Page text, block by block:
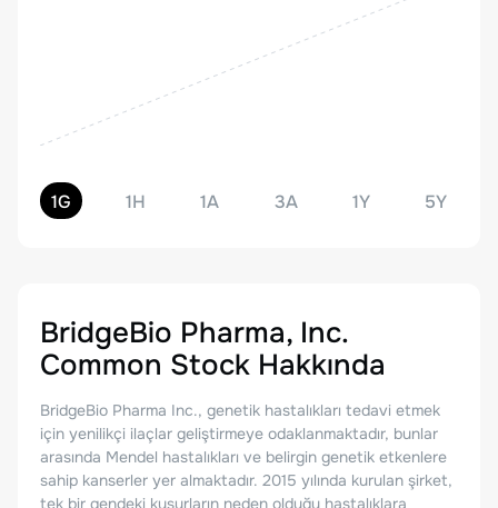
1G 1H 1A 3A 1Y 5Y
BridgeBio Pharma, Inc.
Common Stock Hakkında
BridgeBio Pharma Inc., genetik hastalıkları tedavi etmek
için yenilikçi ilaçlar geliştirmeye odaklanmaktadır, bunlar
arasında Mendel hastalıkları ve belirgin genetik etkenlere
sahip kanserler yer almaktadır. 2015 yılında kurulan şirket,
tek bir gendeki kusurların neden olduğu hastalıklara